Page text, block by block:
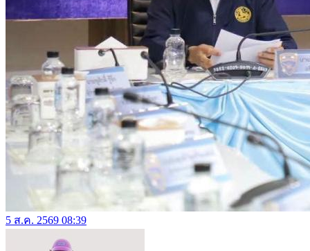
5 ส.ค. 2569 08:39